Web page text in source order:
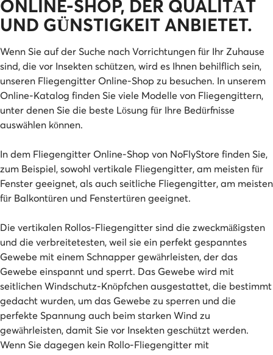
ONLINE-SHOP, DER QUALITÄT
UND GÜNSTIGKEIT ANBIETET.
Wenn Sie auf der Suche nach Vorrichtungen für Ihr Zuhause
sind, die vor Insekten schützen, wird es Ihnen behilflich sein,
unseren Fliegengitter Online-Shop zu besuchen. In unserem
Online-Katalog finden Sie viele Modelle von Fliegengittern,
unter denen Sie die beste Lösung für Ihre Bedürfnisse
auswählen können.
In dem Fliegengitter Online-Shop von NoFlyStore finden Sie,
zum Beispiel, sowohl vertikale Fliegengitter, am meisten für
Fenster geeignet, als auch seitliche Fliegengitter, am meisten
für Balkontüren und Fenstertüren geeignet.
Die vertikalen Rollos-Fliegengitter sind die zweckmäßigsten
und die verbreitetesten, weil sie ein perfekt gespanntes
Gewebe mit einem Schnapper gewährleisten, der das
Gewebe einspannt und sperrt. Das Gewebe wird mit
seitlichen Windschutz-Knöpfchen ausgestattet, die bestimmt
gedacht wurden, um das Gewebe zu sperren und die
perfekte Spannung auch beim starken Wind zu
gewährleisten, damit Sie vor Insekten geschützt werden.
Wenn Sie dagegen kein Rollo-Fliegengitter mit